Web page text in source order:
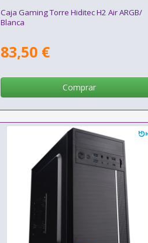
Caja Gaming Torre Hiditec H2 Air ARGB/
Blanca
83,50 €
Comprar